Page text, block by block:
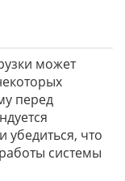
может
перед
убедиться, что
системы